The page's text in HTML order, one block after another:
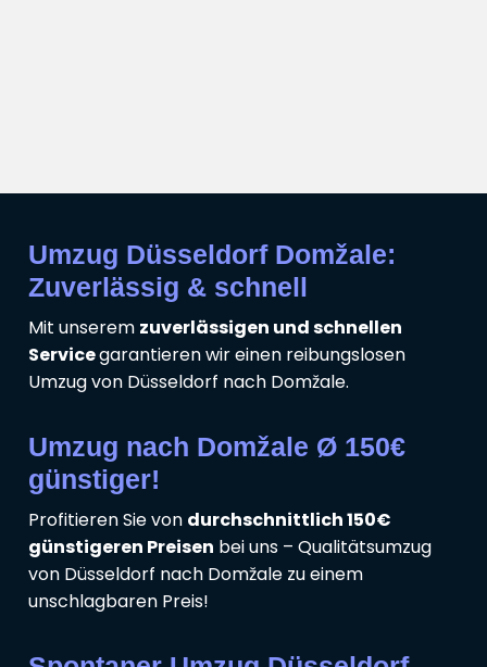
Umzug Düsseldorf Domžale:
Zuverlässig & schnell
Mit unserem zuverlässigen und schnellen
Servicegarantieren wir einen reibungslosen
Umzug von Düsseldorf nach Domžale.
Umzug nach Domžale Ø 150€
günstiger!
Profitieren Sie von durchschnittlich 150€
günstigeren Preisen bei uns – Qualitätsumzug
von Düsseldorf nach Domžale zu einem
unschlagbaren Preis!